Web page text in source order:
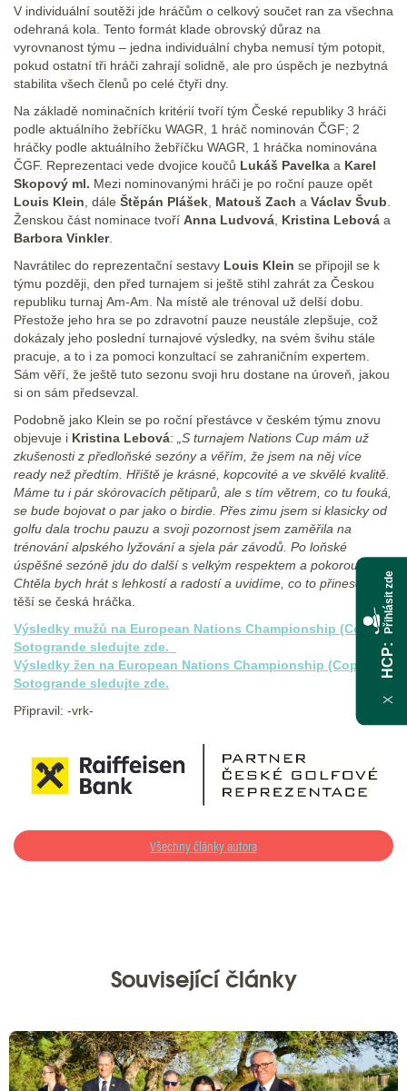
V individuální soutěži jde hráčům o celkový součet ran za všechna
odehraná kola. Tento formát klade obrovský důraz na
vyrovnanost týmu – jedna individuální chyba nemusí tým potopit,
pokud ostatní tři hráči zahrají solidně, ale pro úspěch je nezbytná
stabilita všech členů po celé čtyři dny.
Na základě nominačních kritérií tvoří tým České republiky 3 hráči
podle aktuálního žebříčku WAGR, 1 hráč nominován ČGF; 2
hráčky podle aktuálního žebříčku WAGR, 1 hráčka nominována
ČGF. Reprezentaci vede dvojice koučů Lukáš Pavelka a Karel
Skopový ml. Mezi nominovanými hráči je po roční pauze opět
Louis Klein, dále Štěpán Plášek, Matouš Zach a Václav Švub.
Ženskou část nominace tvoří Anna Ludvová, Kristina Lebová a
Barbora Vinkler.
Navrátilec do reprezentační sestavy Louis Klein se připojil se k
týmu později, den před turnajem si ještě stihl zahrát za Českou
republiku turnaj Am-Am. Na místě ale trénoval už delší dobu.
Přestože jeho hra se po zdravotní pauze neustále zlepšuje, což
dokázaly jeho poslední turnajové výsledky, na svém švihu stále
pracuje, a to i za pomoci konzultací se zahraničním expertem.
Sám věří, že ještě tuto sezonu svoji hru dostane na úroveň, jakou
si on sám předsevzal.
Podobně jako Klein se po roční přestávce v českém týmu znovu
objevuje i Kristina Lebová: „S turnajem Nations Cup mám už
zkušenosti z předloňské sezóny a věřím, že jsem na něj více
ready než předtím. Hřiště je krásné, kopcovité a ve skvělé kvalitě.
Máme tu i pár skórovacích pětiparů, ale s tím větrem, co tu fouká,
se bude bojovat o par jako o birdie. Přes zimu jsem si klasicky od
golfu dala trochu pauzu a svoji pozornost jsem zaměřila na
trénování alpského lyžování a sjela pár závodů. Po loňské
úspěšné sezóně jdu do další s velkým respektem a pokorou.
Chtěla bych hrát s lehkostí a radostí a uvidíme, co to přinese,“
těší se česká hráčka.
Výsledky mužů na European Nations Championship (Copa
Sotogrande sledujte zde.
Výsledky žen na European Nations Championship (Copa
Sotogrande sledujte zde.
Připravil: -vrk-
Všechny články autora
Související články
X
HCP
Přihlásit zde